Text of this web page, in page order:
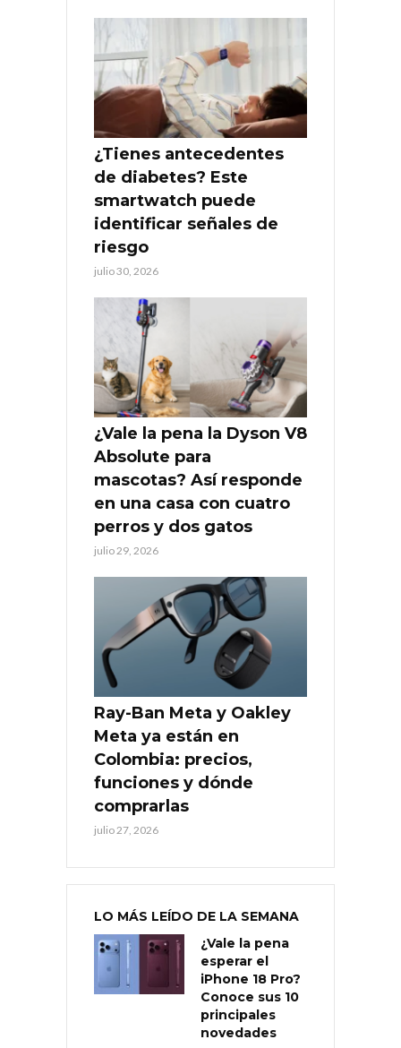
¿Tienes antecedentes
de diabetes? Este
smartwatch puede
identificar señales de
riesgo
julio 30, 2026
¿Vale la pena la Dyson V8
Absolute para
mascotas? Así responde
en una casa con cuatro
perros y dos gatos
julio 29, 2026
Ray-Ban Meta y Oakley
Meta ya están en
Colombia: precios,
funciones y dónde
comprarlas
julio 27, 2026
LO MÁS LEÍDO DE LA SEMANA
¿Vale la pena
esperar el
iPhone 18 Pro?
Conoce sus 10
principales
novedades